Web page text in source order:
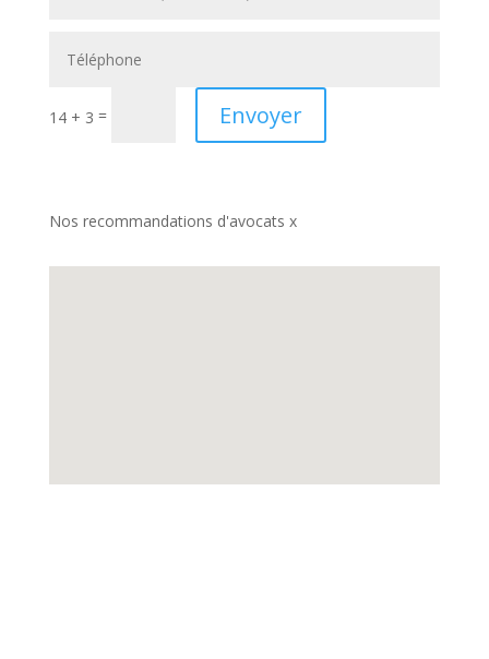
14 + 3 = Envoyer
Nos recommandations d'avocats x